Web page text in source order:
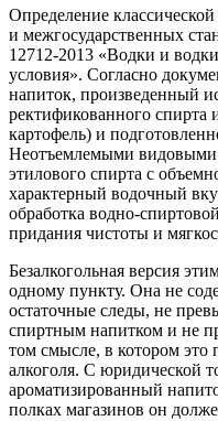
Определение
и межгосударственных
12712-2013 «Водки и
условия». Согласно
напиток, произведенный
ректификованного спирта
картофель) и
Неотъемлемыми видовыми
этилового спирта с
характерный водочный
обработка водно-
придания чистоты и
Безалкогольная версия
одному пункту. Она не
остаточные следы, не
спиртным напитком и не
том смысле, в котором это
алкоголя. С юридической
ароматизированный
полках магазинов он